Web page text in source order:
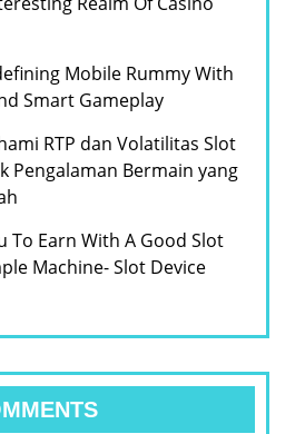
Mobile Rummy With
Smart Gameplay
RTP dan Volatilitas Slot
Pengalaman Bermain yang
To Earn With A Good Slot
Machine- Slot Device